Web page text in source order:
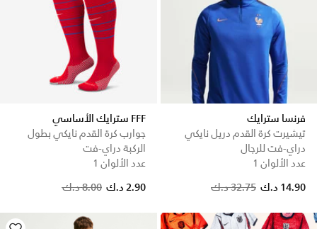
فرنسا سترايك
تيشيرت كرة القدم دريل نايكي
دراي-فت للرجال
عدد الألوان 1
Price reduced from
32.75 د.ك to 14.90 د.ك
FFF سترايك الأساسي
جوارب كرة القدم نايكي بطول
الركبة دراي-فت
عدد الألوان 1
Price reduced from
8.00 د.ك to 2.90 د.ك